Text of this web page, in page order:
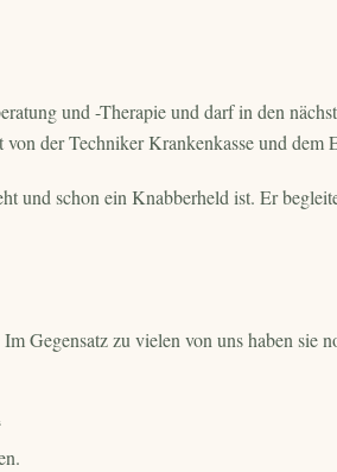
und -Therapie und darf in den
der Techniker Krankenkasse und dem
und schon ein Knabberheld ist. Er
Gegensatz zu vielen von uns haben sie